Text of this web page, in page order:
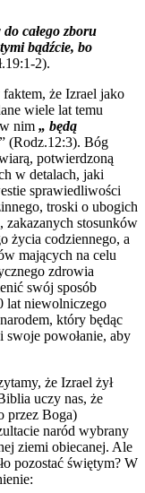
całego zboru
bądźcie, bo
2).
że Izrael jako
wiele lat temu
nim „ będą
” (Rodz.12:3). Bóg
potwierdzoną
w detalach, jaki
sprawiedliwości
troski o ubogich
stosunków
życia codziennego, a
mających na celu
zdrowia
swój sposób
lat niewolniczego
który będąc
powołanie, aby
że Izrael żył
uczy nas, że
przez Boga)
naród wybrany
ziemi obiecanej. Ale
pozostać świętym? W